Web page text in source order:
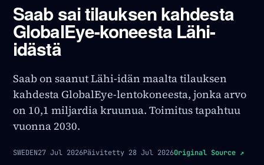
Saab sai tilauksen kahdesta
GlobalEye-koneesta Lähi-
idästä
Saab on saanut Lähi-idän maalta tilauksen
kahdesta GlobalEye-lentokoneesta, jonka arvo
on 10,1 miljardia kruunua. Toimitus tapahtuu
vuonna 2030.
SWEDEN27 Jul 2026Päivitetty 28 Jul 2026Original Source ↗